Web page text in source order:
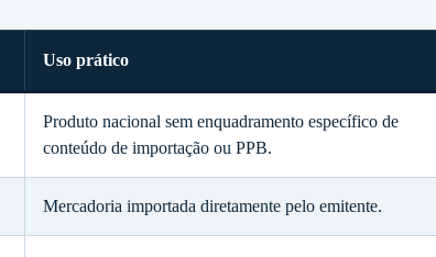
Uso prático
Produto nacional sem enquadramento específico de
conteúdo de importação ou PPB.
Mercadoria importada diretamente pelo emitente.